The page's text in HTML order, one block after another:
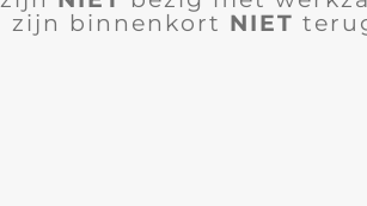
zijn binnenkort NIET